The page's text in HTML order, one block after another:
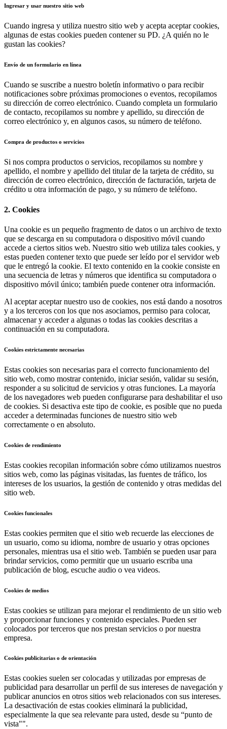
Ingresar y usar nuestro sitio web
Cuando ingresa y utiliza nuestro sitio web y acepta aceptar cookies,
algunas de estas cookies pueden contener su PD. ¿A quién no le
gustan las cookies?
Envío de un formulario en línea
Cuando se suscribe a nuestro boletín informativo o para recibir
notificaciones sobre próximas promociones o eventos, recopilamos
su dirección de correo electrónico. Cuando completa un formulario
de contacto, recopilamos su nombre y apellido, su dirección de
correo electrónico y, en algunos casos, su número de teléfono.
Compra de productos o servicios
Si nos compra productos o servicios, recopilamos su nombre y
apellido, el nombre y apellido del titular de la tarjeta de crédito, su
dirección de correo electrónico, dirección de facturación, tarjeta de
crédito u otra información de pago, y su número de teléfono.
2. Cookies
Una cookie es un pequeño fragmento de datos o un archivo de texto
que se descarga en su computadora o dispositivo móvil cuando
accede a ciertos sitios web. Nuestro sitio web utiliza tales cookies, y
estas pueden contener texto que puede ser leído por el servidor web
que le entregó la cookie. El texto contenido en la cookie consiste en
una secuencia de letras y números que identifica su computadora o
dispositivo móvil único; también puede contener otra información.
Al aceptar aceptar nuestro uso de cookies, nos está dando a nosotros
y a los terceros con los que nos asociamos, permiso para colocar,
almacenar y acceder a algunas o todas las cookies descritas a
continuación en su computadora.
Cookies estrictamente necesarias
Estas cookies son necesarias para el correcto funcionamiento del
sitio web, como mostrar contenido, iniciar sesión, validar su sesión,
responder a su solicitud de servicios y otras funciones. La mayoría
de los navegadores web pueden configurarse para deshabilitar el uso
de cookies. Si desactiva este tipo de cookie, es posible que no pueda
acceder a determinadas funciones de nuestro sitio web
correctamente o en absoluto.
Cookies de rendimiento
Estas cookies recopilan información sobre cómo utilizamos nuestros
sitios web, como las páginas visitadas, las fuentes de tráfico, los
intereses de los usuarios, la gestión de contenido y otras medidas del
sitio web.
Cookies funcionales
Estas cookies permiten que el sitio web recuerde las elecciones de
un usuario, como su idioma, nombre de usuario y otras opciones
personales, mientras usa el sitio web. También se pueden usar para
brindar servicios, como permitir que un usuario escriba una
publicación de blog, escuche audio o vea videos.
Cookies de medios
Estas cookies se utilizan para mejorar el rendimiento de un sitio web
y proporcionar funciones y contenido especiales. Pueden ser
colocados por terceros que nos prestan servicios o por nuestra
empresa.
Cookies publicitarias o de orientación
Estas cookies suelen ser colocadas y utilizadas por empresas de
publicidad para desarrollar un perfil de sus intereses de navegación y
publicar anuncios en otros sitios web relacionados con sus intereses.
La desactivación de estas cookies eliminará la publicidad,
especialmente la que sea relevante para usted, desde su “punto de
vista"".